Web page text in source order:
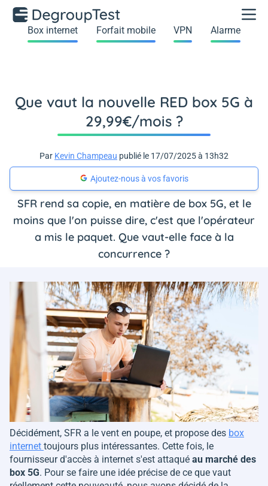
Box internet Forfait mobile VPN Alarme
Que vaut la nouvelle RED box 5G à
29,99€/mois ?
Par Kevin Champeau publié le 17/07/2025 à 13h32
Ajoutez-nous à vos favoris
SFR rend sa copie, en matière de box 5G, et le
moins que l'on puisse dire, c'est que l'opérateur
a mis le paquet. Que vaut-elle face à la
concurrence ?
Décidément, SFR a le vent en poupe, et propose des box
internet toujours plus intéressantes. Cette fois, le
fournisseur d'accès à internet s'est attaqué au marché des
box 5G. Pour se faire une idée précise de ce que vaut